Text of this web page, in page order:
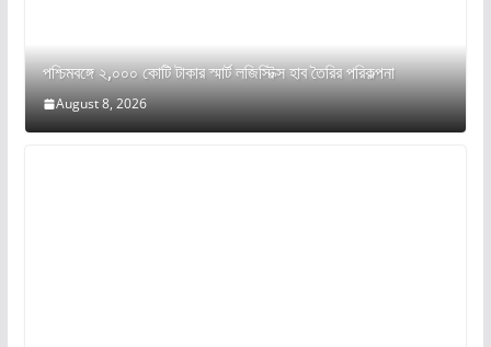
পশ্চিমবঙ্গে ২,০০০ কোটি টাকার স্মার্ট লজিস্টিক্স হাব তৈরির পরিকল্পনা
August 8, 2026